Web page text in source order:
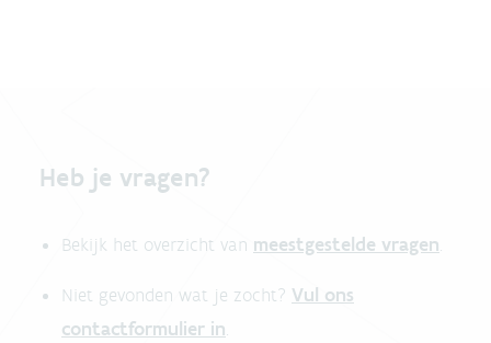
Heb je vragen?
Bekijk het overzicht van meestgestelde vragen.
Niet gevonden wat je zocht? Vul ons
contactformulier in.